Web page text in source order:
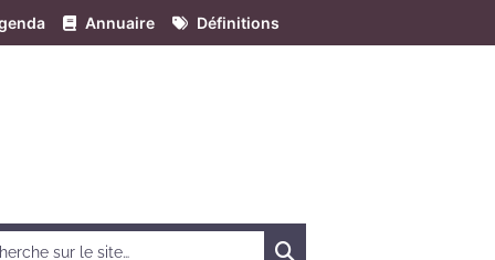
Annuaire Définitions